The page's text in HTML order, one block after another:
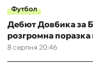
Футбол
8 серпня 20:46
Дебют Довбика за
розгромна поразка